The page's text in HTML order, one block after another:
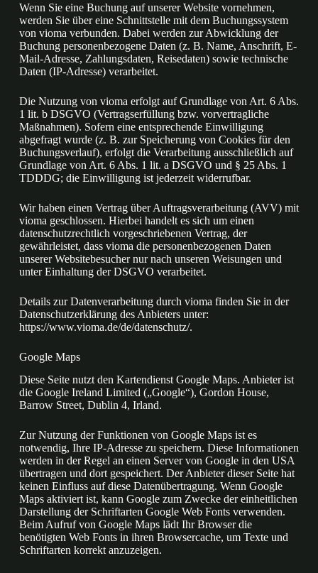
Wenn Sie eine Buchung auf unserer Website vornehmen,
werden Sie über eine Schnittstelle mit dem Buchungssystem
von vioma verbunden. Dabei werden zur Abwicklung der
Buchung personenbezogene Daten (z. B. Name, Anschrift, E-
Mail-Adresse, Zahlungsdaten, Reisedaten) sowie technische
Daten (IP-Adresse) verarbeitet.
Die Nutzung von vioma erfolgt auf Grundlage von Art. 6 Abs.
1 lit. b DSGVO (Vertragserfüllung bzw. vorvertragliche
Maßnahmen). Sofern eine entsprechende Einwilligung
abgefragt wurde (z. B. zur Speicherung von Cookies für den
Buchungsverlauf), erfolgt die Verarbeitung ausschließlich auf
Grundlage von Art. 6 Abs. 1 lit. a DSGVO und § 25 Abs. 1
TDDDG; die Einwilligung ist jederzeit widerrufbar.
Wir haben einen Vertrag über Auftragsverarbeitung (AVV) mit
vioma geschlossen. Hierbei handelt es sich um einen
datenschutzrechtlich vorgeschriebenen Vertrag, der
gewährleistet, dass vioma die personenbezogenen Daten
unserer Websitebesucher nur nach unseren Weisungen und
unter Einhaltung der DSGVO verarbeitet.
Details zur Datenverarbeitung durch vioma finden Sie in der
Datenschutzerklärung des Anbieters unter:
https://www.vioma.de/de/datenschutz/.
Google Maps
Diese Seite nutzt den Kartendienst Google Maps. Anbieter ist
die Google Ireland Limited („Google“), Gordon House,
Barrow Street, Dublin 4, Irland.
Zur Nutzung der Funktionen von Google Maps ist es
notwendig, Ihre IP-Adresse zu speichern. Diese Informationen
werden in der Regel an einen Server von Google in den USA
übertragen und dort gespeichert. Der Anbieter dieser Seite hat
keinen Einfluss auf diese Datenübertragung. Wenn Google
Maps aktiviert ist, kann Google zum Zwecke der einheitlichen
Darstellung der Schriftarten Google Web Fonts verwenden.
Beim Aufruf von Google Maps lädt Ihr Browser die
benötigten Web Fonts in ihren Browsercache, um Texte und
Schriftarten korrekt anzuzeigen.